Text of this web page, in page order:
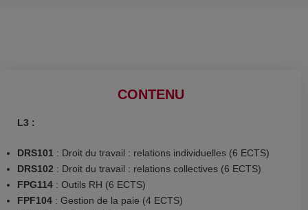
CONTENU
L3 :
DRS101 : Droit du travail : relations individuelles (6 ECTS)
DRS102 : Droit du travail : relations collectives (6 ECTS)
FPG114 : Outils RH (6 ECTS)
FPF104 : Gestion de la paie (4 ECTS)